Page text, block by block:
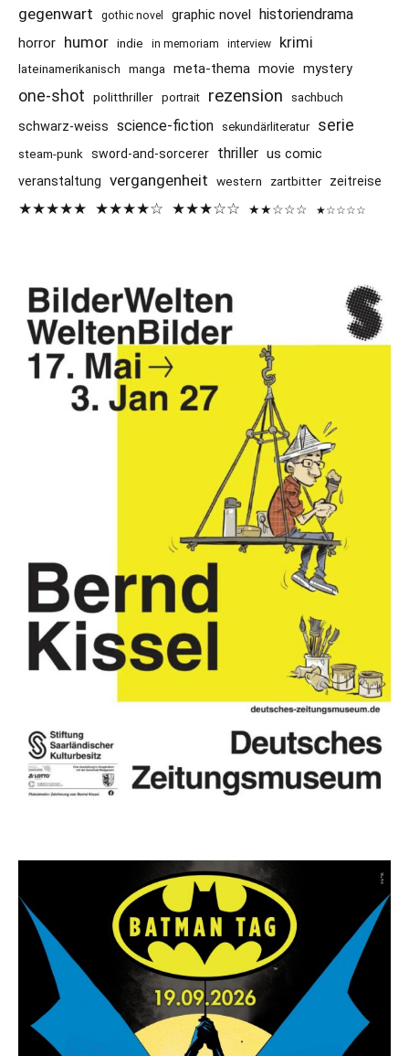
gegenwart gothic novel graphic novel historiendrama
horror humor indie in memoriam interview krimi
lateinamerikanisch manga meta-thema movie mystery
one-shot politthriller portrait rezension sachbuch
schwarz-weiss science-fiction sekundärliteratur serie
steam-punk sword-and-sorcerer thriller us comic
veranstaltung vergangenheit western zartbitter zeitreise
★★★★★ ★★★★☆ ★★★☆☆ ★★☆☆☆ ★☆☆☆☆